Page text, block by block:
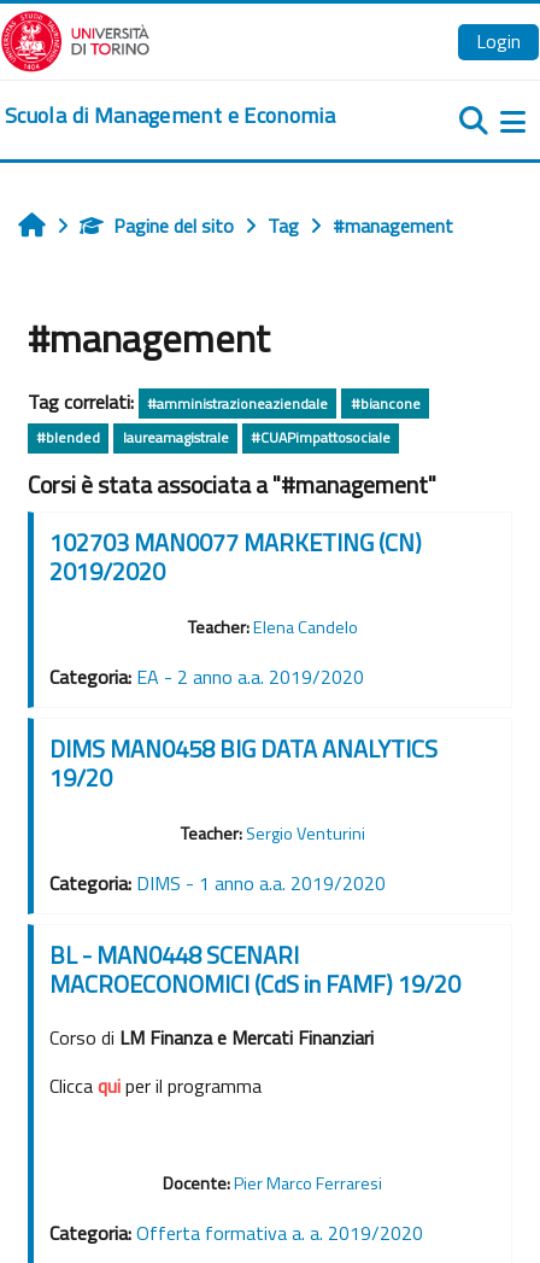
Vai al contenuto principale
Login
Scuola di Management e Economia
HomePagine del sito Tag #management
#management
Tag correlati: #amministrazioneaziendale
#biancone
#blended
laureamagistrale #CUAPimpattosociale
Corsi è stata associata a "#management"
102703 MAN0077 MARKETING (CN)
2019/2020
Teacher:Elena Candelo
Categoria: EA - 2 anno a.a. 2019/2020
DIMS MAN0458 BIG DATA ANALYTICS
19/20
Teacher:Sergio Venturini
Categoria: DIMS - 1 anno a.a. 2019/2020
BL - MAN0448 SCENARI
MACROECONOMICI (CdS in FAMF) 19/20
Corso di LM Finanza e Mercati Finanziari
Cliccaquiper il programma
Docente:Pier Marco Ferraresi
Categoria:Offerta formativa a. a. 2019/2020